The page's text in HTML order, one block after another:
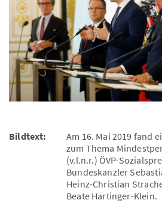
Bildtext:
Am 16. Mai 2019 fand
zum Thema
(v.l.n.r.) ÖVP-
Bundeskanzler
Heinz-Christian
Beate Hartinger-Klein.